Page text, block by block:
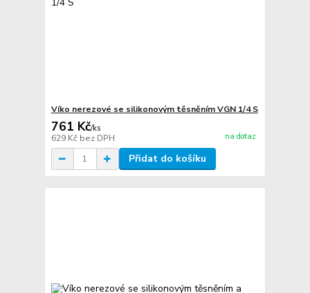
Víko nerezové se silikonovým těsněním VGN 1/4 S
761 Kč/ks
629 Kč bez DPH na dotaz
Přidat do košíku